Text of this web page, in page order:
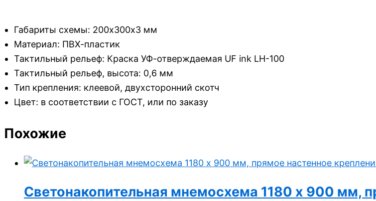
Габариты схемы: 200х300х3 мм
Материал: ПВХ-пластик
Тактильный рельеф: Краска УФ-отверждаемая UF ink LH-100
Тактильный рельеф, высота: 0,6 мм
Тип крепления: клеевой, двухсторонний скотч
Цвет: в соответствии с ГОСТ, или по заказу
Похожие
Светонакопительная мнемосхема 1180 x 900 мм,